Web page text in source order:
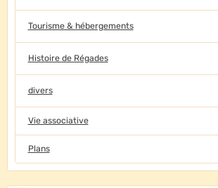
Tourisme & hébergements
Histoire de Régades
divers
Vie associative
Plans